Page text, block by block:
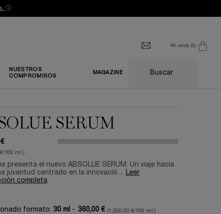
ⓘ
Mi cesta 0
0 producto
NUESTROS
COMPROMISOS
MAGAZINE Buscar
SERUM
100 ml.)
presenta el nuevo ABSOLUE SERUM. Un viaje hacia
juventud centrado en la innovació ... Leer
completa
formato: 30 ml - 360,00 € (1.200,00 €/100 ml.)